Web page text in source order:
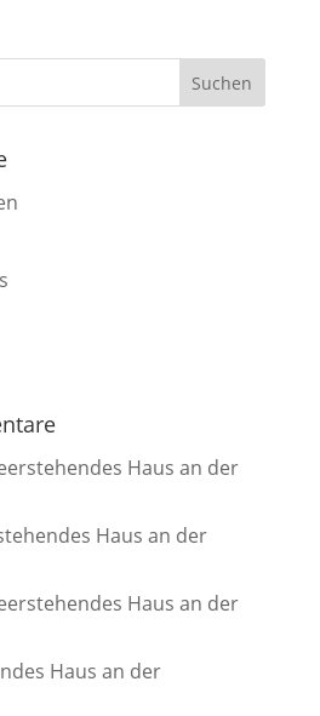
Haus an der
Haus an der
Haus an der
Haus an der